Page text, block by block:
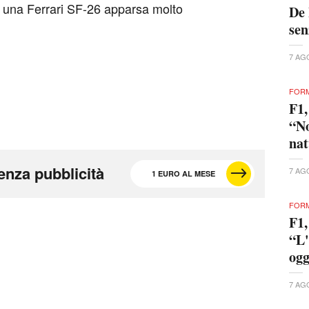
Ferrari SF-26 apparsa molto
pubblicità 1 EURO AL MESE
7
7
7